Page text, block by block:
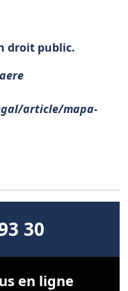
droit public.
article/mapa-
30
en ligne